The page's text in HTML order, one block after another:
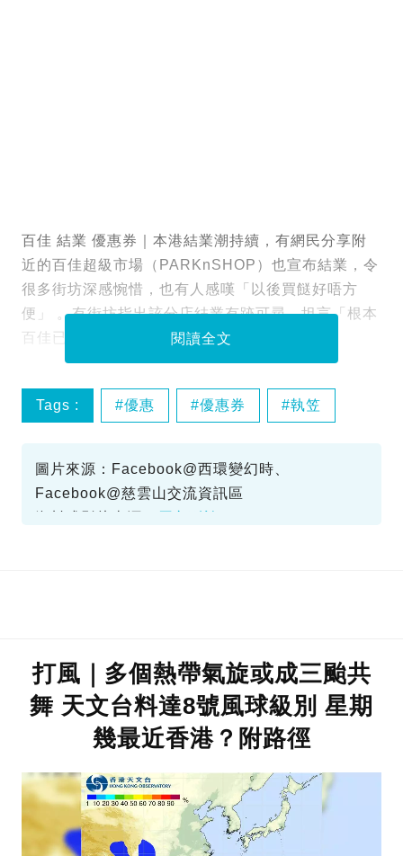
百佳 結業 優惠券｜本港結業潮持續，有網民分享附
近的百佳超級市場（PARKnSHOP）也宣布結業，令
很多街坊深感惋惜，也有人感嘆「以後買餸好唔方
便」 。有街坊指出該分店結業有跡可尋，坦言「根本
百佳已經放棄咗佢」。閱讀全文
Tags : 優惠 優惠券 執笠
圖片來源：Facebook@西環變幻時、
Facebook@慈雲山交流資訊區
打風｜多個熱帶氣旋或成三颱共
舞 天文台料達8號風球級別 星期
幾最近香港？附路徑